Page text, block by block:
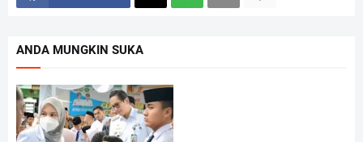
ANDA MUNGKIN SUKA